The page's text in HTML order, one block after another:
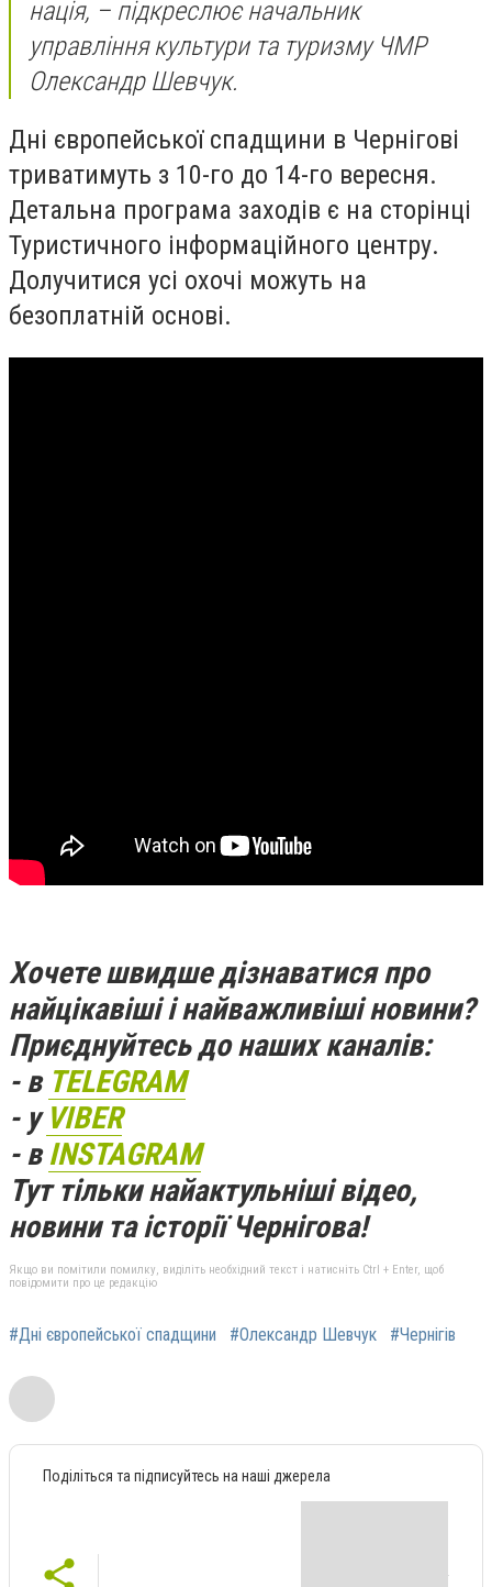
нація, – підкреслює начальник
управління культури та туризму ЧМР
Олександр Шевчук.
Дні європейської спадщини в Чернігові
триватимуть з 10-го до 14-го вересня.
Детальна програма заходів є на сторінці
Туристичного інформаційного центру.
Долучитися усі охочі можуть на
безоплатній основі.
Хочете швидше дізнаватися про
найцікавіші і найважливіші новини?
Приєднуйтесь до наших каналів:
- в TELEGRAM
- у VIBER
- вINSTAGRAM
Тут тільки найактульніші відео,
новини та історії Чернігова!
Якщо ви помітили помилку, виділіть необхідний текст і натисніть Ctrl + Enter, щоб
повідомити про це редакцію
#Дні європейської спадщини #Олександр Шевчук #Чернігів
Поділіться та підписуйтесь на наші джерела